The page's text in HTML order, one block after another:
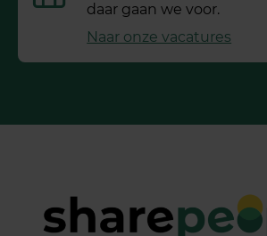
daar gaan we voor.
Naar onze vacatures